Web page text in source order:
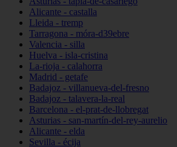
Alicante - castalla
Lleida - tremp
Tarragona - móra-d39ebre
Valencia - silla
Huelva - isla-cristina
La-rioja - calahorra
Madrid - getafe
Badajoz - villanueva-del-fresno
Badajoz - talavera-la-real
Barcelona - el-prat-de-llobregat
Asturias - san-martín-del-rey-aurelio
Alicante - elda
Sevilla - écija